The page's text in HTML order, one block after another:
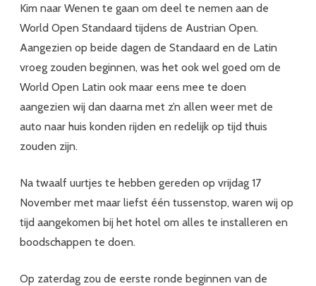
Kim naar Wenen te gaan om deel te nemen aan de
World Open Standaard tijdens de Austrian Open.
Aangezien op beide dagen de Standaard en de Latin
vroeg zouden beginnen, was het ook wel goed om de
World Open Latin ook maar eens mee te doen
aangezien wij dan daarna met z’n allen weer met de
auto naar huis konden rijden en redelijk op tijd thuis
zouden zijn.
Na twaalf uurtjes te hebben gereden op vrijdag 17
November met maar liefst één tussenstop, waren wij op
tijd aangekomen bij het hotel om alles te installeren en
boodschappen te doen.
Op zaterdag zou de eerste ronde beginnen van de